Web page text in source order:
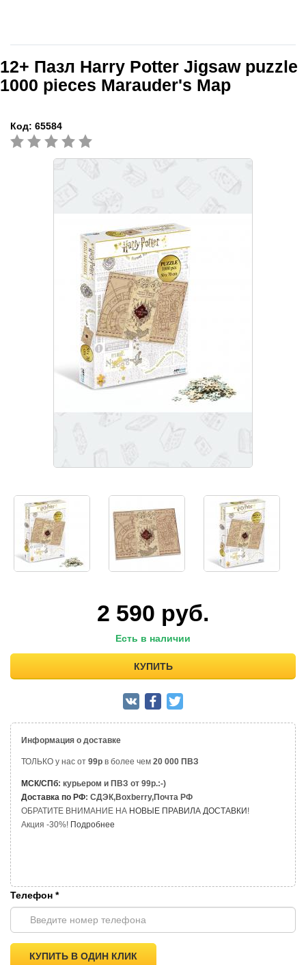
Код: 65584
12+ Пазл Harry Potter Jigsaw puzzle
1000 pieces Marauder's Map
2 590 руб.
Есть в наличии
КУПИТЬ
Информация о доставке
ТОЛЬКО у нас от 99р в более чем 20 000 ПВЗ
МСК/СПб: курьером и ПВЗ от 99р.:-)
Доставка по РФ: СДЭК,Boxberry,Почта РФ
ОБРАТИТЕ ВНИМАНИЕ НА НОВЫЕ ПРАВИЛА ДОСТАВКИ!
Акция -30%! Подробнее
Телефон *
КУПИТЬ В ОДИН КЛИК